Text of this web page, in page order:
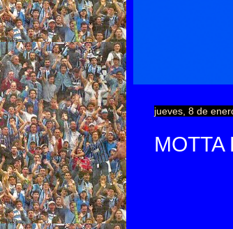
jueves, 8 de
MOTTA